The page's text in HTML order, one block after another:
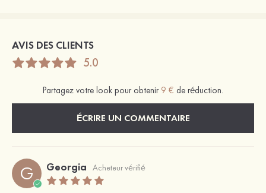
AVIS DES CLIENTS
5.0
Partagez votre look pour obtenir 9 € de réduction.
ÉCRIRE UN COMMENTAIRE
G Georgia Acheteur vérifié